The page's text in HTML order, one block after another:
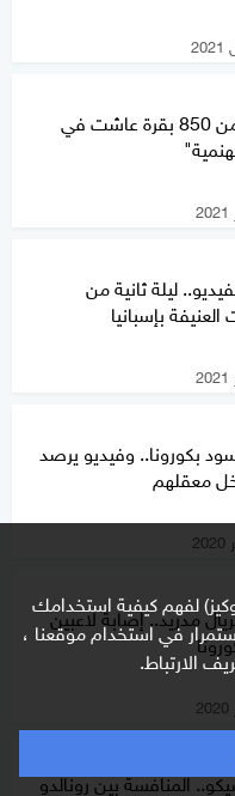
لفهم كيفية استخدامك
في استخدام موقعنا ،
الارتباط.
إبادة أكثر من 850 بقرة عاشت في
ليلة ثانية من
العنيفة بإسبانيا
4 أسود بكورونا.. وفيديو يرصد
معقلهم
مدريد.. إصابة لاعبين
المنافسة بين رونالدو